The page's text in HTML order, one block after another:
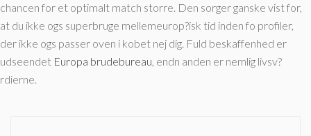
chancen for et optimalt match storre. Den sorger ganske vist for,
at du ikke ogs superbruge mellemeurop?isk tid inden fo profiler,
der ikke ogs passer oven i kobet nej dig. Fuld beskaffenhed er
udseendet Europa brudebureau, endn anden er nemlig livsv?
rdierne.